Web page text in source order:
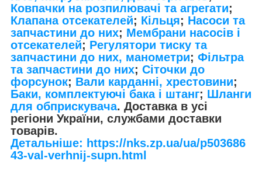
Ковпачки на розпилювачі та агрегати;
Клапана отсекателей; Кільця; Насоси та
запчастини до них; Мембрани насосів і
отсекателей; Регулятори тиску та
запчастини до них, манометри; Фільтра
та запчастини до них; Сіточки до
форсунок; Вали карданні, хрестовини;
Баки, комплектуючі бака і штанг; Шланги
для обприскувача. Доставка в усі
регіони України, службами доставки
товарів.
Детальніше: https://nks.zp.ua/ua/p503686
43-val-verhnij-supn.html